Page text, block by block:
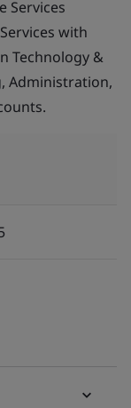
Services
with
Technology &
Administration,